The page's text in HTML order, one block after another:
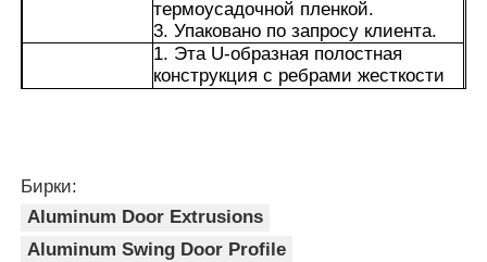
Новости
Экструзия алюминиевых профилей
Алюминиевые кухонные профили
термоусадочной пленкой.
3. Упаковано по запросу клиента.
1. Эта U-образная полостная
конструкция с ребрами жесткости
составляет всего лишь одну треть
плотности стали. Цельный
профиль имеет небольшой вес, что
Бирки:
Aluminum Door Extrusions
Aluminum Swing Door Profile